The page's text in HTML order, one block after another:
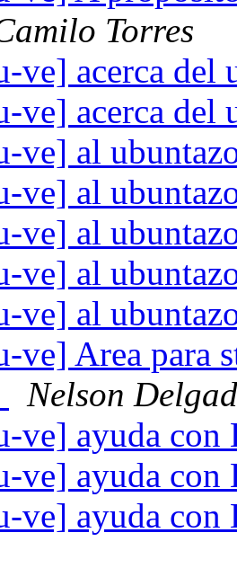
Torres
ve] acerca del
ve] acerca del
ve] al
ve] al
ve] al
ve] al
ve] al
ve] Area para
Nelson
ve] ayuda
ve] ayuda
ve] ayuda